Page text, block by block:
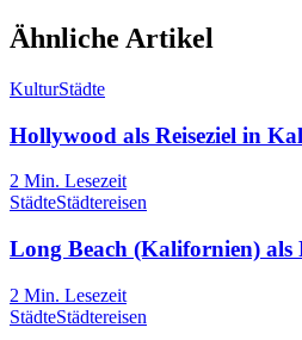
Ähnliche Artikel
KulturStädte
Hollywood als Reiseziel in
2 Min. Lesezeit
StädteStädtereisen
Long Beach (Kalifornien) als
2 Min. Lesezeit
StädteStädtereisen